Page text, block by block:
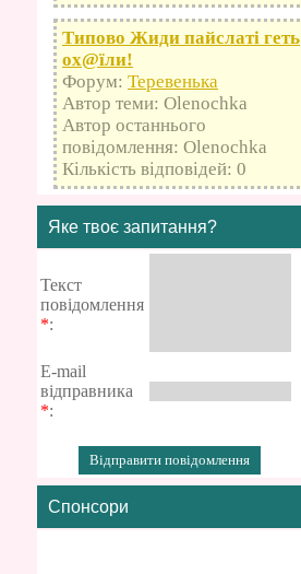
Типово Жиди пайслаті геть
оx@їли!
Форум: Теревенька
Автор теми: Olenochka
Автор останнього
повідомлення: Olenochka
Кількість відповідей: 0
Яке твоє запитання?
Текст
повідомлення
*:
E-mail
відправника
*:
Спонсори